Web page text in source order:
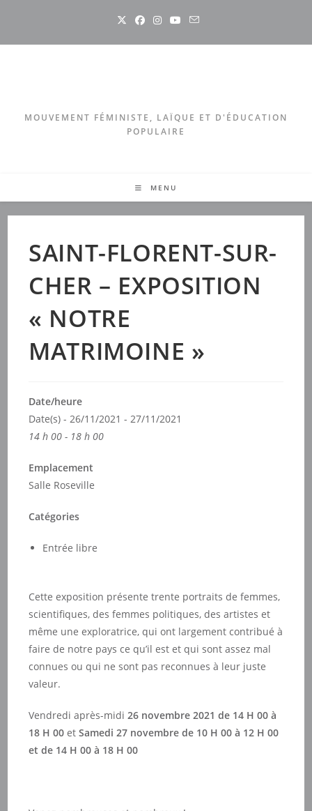
content
MOUVEMENT FÉMINISTE, LAÏQUE ET D'ÉDUCATION
POPULAIRE
MENU
SAINT-FLORENT-SUR-
CHER – EXPOSITION
« NOTRE
MATRIMOINE »
Date/heure
Date(s) - 26/11/2021 - 27/11/2021
14 h 00 - 18 h 00
Emplacement
Salle Roseville
Catégories
Entrée libre
Cette exposition présente trente portraits de femmes,
scientifiques, des femmes politiques, des artistes et
même une exploratrice, qui ont largement contribué à
faire de notre pays ce qu’il est et qui sont assez mal
connues ou qui ne sont pas reconnues à leur juste
valeur.
Vendredi après-midi26 novembre 2021 de 14 H 00 à
18 H 00 etSamedi 27 novembre de 10 H 00 à 12 H 00
et de 14 H 00 à 18 H 00